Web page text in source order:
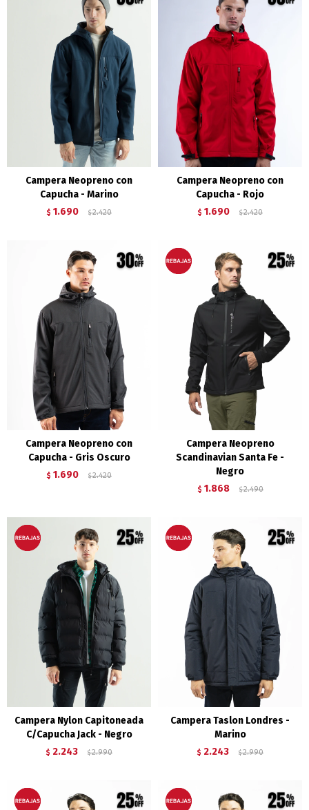
Campera Neopreno con
Capucha - Marino
$ 1.690 $ 2.420
Campera Neopreno con
Capucha - Rojo
$ 1.690 $ 2.420
Campera Neopreno con
Capucha - Gris Oscuro
$ 1.690 $ 2.420
Campera Neopreno
Scandinavian Santa Fe -
Negro
$ 1.868 $ 2.490
Campera Nylon Capitoneada
C/Capucha Jack - Negro
$ 2.243 $ 2.990
Campera Taslon Londres -
Marino
$ 2.243 $ 2.990